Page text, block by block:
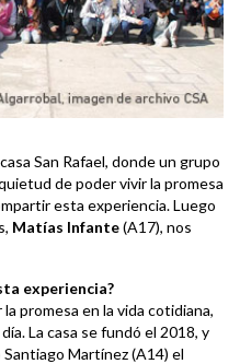
San Rafael, donde un grupo
de poder vivir la promesa
esta experiencia. Luego
Matías Infante(A17), nos
experiencia?
promesa en la vida cotidiana,
La casa se fundó el 2018, y
Martínez (A14) el